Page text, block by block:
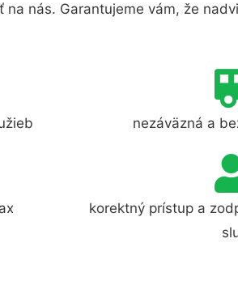
na nás. Garantujeme vám, že
nezáväzná a
korektný prístup a